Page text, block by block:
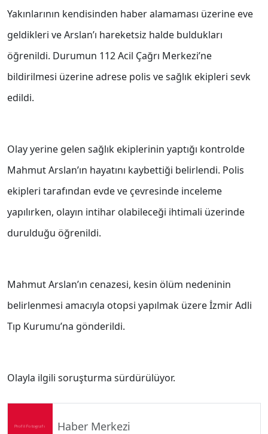
Yakınlarının kendisinden haber alamaması üzerine eve
geldikleri ve Arslan’ı hareketsiz halde buldukları
öğrenildi. Durumun 112 Acil Çağrı Merkezi’ne
bildirilmesi üzerine adrese polis ve sağlık ekipleri sevk
edildi.
Olay yerine gelen sağlık ekiplerinin yaptığı kontrolde
Mahmut Arslan’ın hayatını kaybettiği belirlendi. Polis
ekipleri tarafından evde ve çevresinde inceleme
yapılırken, olayın intihar olabileceği ihtimali üzerinde
durulduğu öğrenildi.
Mahmut Arslan’ın cenazesi, kesin ölüm nedeninin
belirlenmesi amacıyla otopsi yapılmak üzere İzmir Adli
Tıp Kurumu’na gönderildi.
Olayla ilgili soruşturma sürdürülüyor.
Haber Merkezi